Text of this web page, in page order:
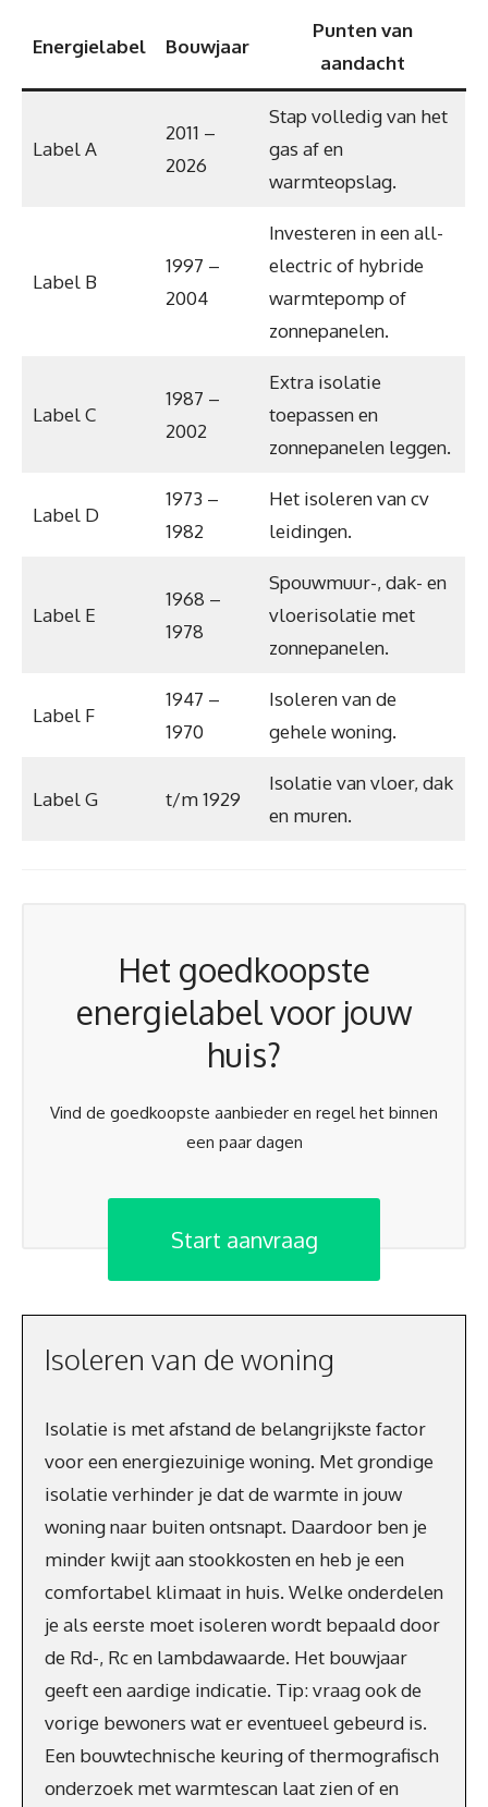
Energielabel Bouwjaar
Punten van
aandacht
Label A
2011 –
2026
Stap volledig van het
gas af en
warmteopslag.
Label B
1997 –
2004
Investeren in een all-
electric of hybride
warmtepomp of
zonnepanelen.
Label C
1987 –
2002
Extra isolatie
toepassen en
zonnepanelen leggen.
Label D
1973 –
1982
Het isoleren van cv
leidingen.
Label E
1968 –
1978
Spouwmuur-, dak- en
vloerisolatie met
zonnepanelen.
Label F
1947 –
1970
Isoleren van de
gehele woning.
Label G t/m 1929
Isolatie van vloer, dak
en muren.
Het goedkoopste
energielabel voor jouw
huis?
Vind de goedkoopste aanbieder en regel het binnen
een paar dagen
Start aanvraag
Isoleren van de woning
Isolatie is met afstand de belangrijkste factor
voor een energiezuinige woning. Met grondige
isolatie verhinder je dat de warmte in jouw
woning naar buiten ontsnapt. Daardoor ben je
minder kwijt aan stookkosten en heb je een
comfortabel klimaat in huis. Welke onderdelen
je als eerste moet isoleren wordt bepaald door
de Rd-, Rc en lambdawaarde. Het bouwjaar
geeft een aardige indicatie. Tip: vraag ook de
vorige bewoners wat er eventueel gebeurd is.
Een bouwtechnische keuring of thermografisch
onderzoek met warmtescan laat zien of en